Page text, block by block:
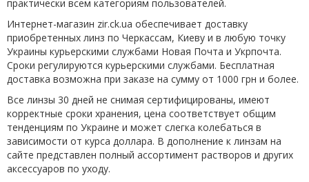
практически всем категориям пользователей.
Интернет-магазин zir.ck.ua обеспечивает доставку
приобретенных линз по Черкассам, Киеву и в любую точку
Украины курьерскими службами Новая Почта и Укрпочта.
Сроки регулируются курьерскими службами. Бесплатная
доставка возможна при заказе на сумму от 1000 грн и более.
Все линзы 30 дней не снимая сертифицированы, имеют
корректные сроки хранения, цена соответствует общим
тенденциям по Украине и может слегка колебаться в
зависимости от курса доллара. В дополнение к линзам на
сайте представлен полный ассортимент растворов и других
аксессуаров по уходу.